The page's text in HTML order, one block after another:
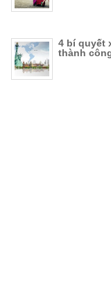
4 bí quyết
thành